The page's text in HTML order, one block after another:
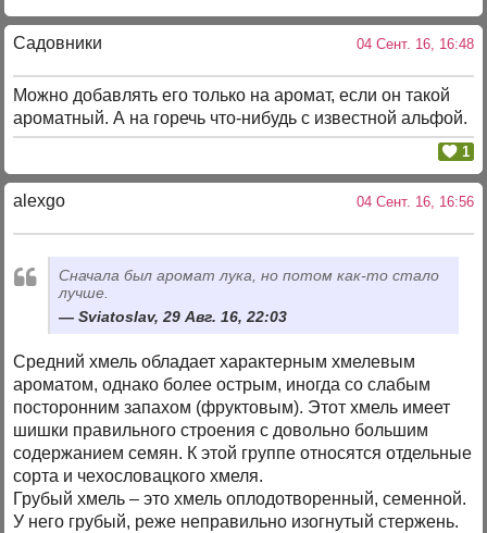
Садовники 04 Сент. 16, 16:48
Можно добавлять его только на аромат, если он такой
ароматный. А на горечь что-нибудь с известной альфой.
1
alexgo 04 Сент. 16, 16:56
Сначала был аромат лука, но потом как-то стало
лучше.
Sviatoslav, 29 Авг. 16, 22:03
Средний хмель обладает характерным хмелевым
ароматом, однако более острым, иногда со слабым
посторонним запахом (фруктовым). Этот хмель имеет
шишки правильного строения с довольно большим
содержанием семян. К этой группе относятся отдельные
сорта и чехословацкого хмеля.
Грубый хмель – это хмель оплодотворенный, семенной.
У него грубый, реже неправильно изогнутый стержень.